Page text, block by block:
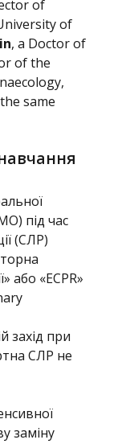
of
of
, a Doctor of
of the
same
під час
(СЛР)
або «ECPR»
захід при
СЛР не
заміну